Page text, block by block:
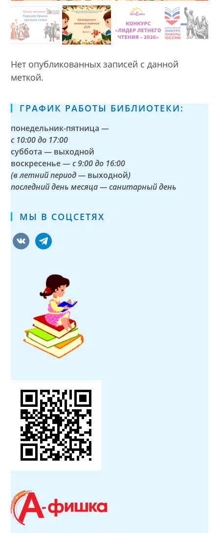
Нет опубликованных записей с данной
меткой.
ГРАФИК РАБОТЫ БИБЛИОТЕКИ:
понедельник-пятница —
с 10:00 до 17:00
суббота — выходной
воскресенье —с 9:00 до 16:00
(в летний период — выходной)
последний день месяца — санитарный день
МЫ В СОЦСЕТЯХ
vkontaktetelegram